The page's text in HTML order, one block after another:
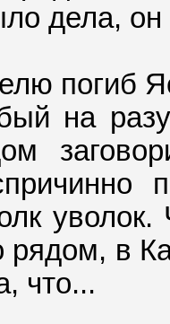
дела, он
погиб
на
рядом, в
что...